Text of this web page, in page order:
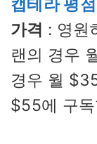
캡테라 평점
가격 : 영원
랜의 경우
경우 월
$55에 구